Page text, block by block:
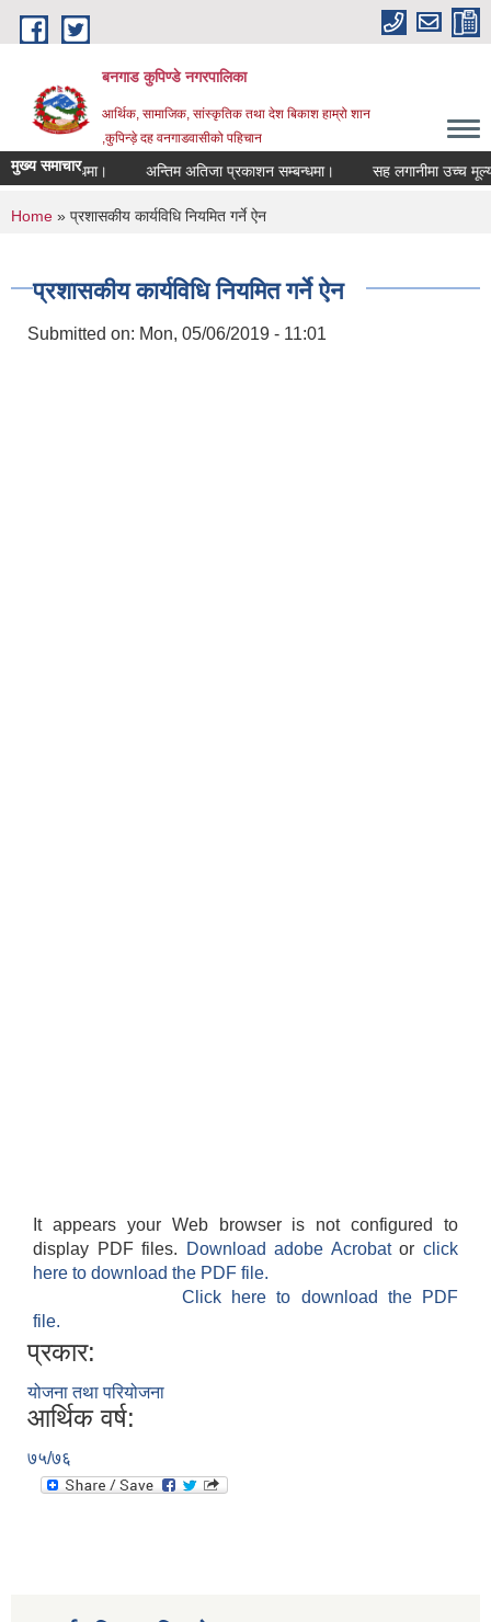
Skip to main content
बनगाड कुपिण्डे नगरपालिका
आर्थिक, सामाजिक, सांस्कृतिक तथा देश बिकाश हाम्रो शान
,कुपिन्ड़े दह वनगाडवासीको पहिचान
मुख्य समाचार
सम्बन्धमा। अन्तिम अतिजा प्रकाशन सम्बन्धमा। सह लगानीमा उच्च मूल्य
You are here
Home » प्रशासकीय कार्यविधि नियमित गर्ने ऐन
प्रशासकीय कार्यविधि नियमित गर्ने ऐन
Submitted on: Mon, 05/06/2019 - 11:01
It appears your Web browser is not configured to
display PDF files.
Download adobe Acrobatorclick
here to download the PDF file.
Click here to download the PDF
file.
प्रकार:
योजना तथा परियोजना
आर्थिक वर्ष:
७५/७६